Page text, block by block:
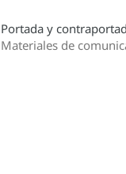
Portada y
Materiales de